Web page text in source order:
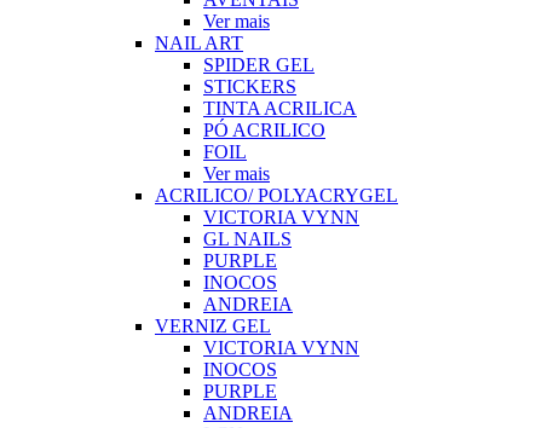
Ver mais
NAIL ART
SPIDER GEL
STICKERS
TINTA ACRILICA
PÓ ACRILICO
FOIL
Ver mais
ACRILICO/ POLYACRYGEL
VICTORIA VYNN
GL NAILS
PURPLE
INOCOS
ANDREIA
VERNIZ GEL
VICTORIA VYNN
INOCOS
PURPLE
ANDREIA